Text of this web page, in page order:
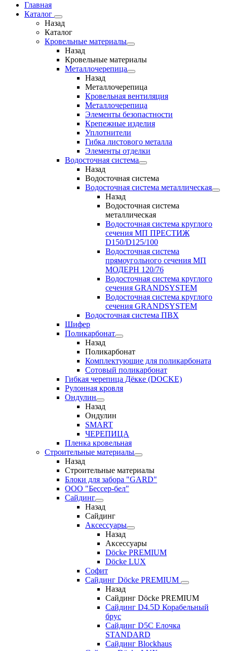
Главная
Каталог
Назад
Каталог
Кровельные материалы
Назад
Кровельные материалы
Металлочерепица
Назад
Металлочерепица
Кровельная вентиляция
Металлочерепица
Элементы безопастности
Крепежные изделия
Уплотнители
Гибка листового металла
Элементы отделки
Водосточная система
Назад
Водосточная система
Водосточная система металлическая
Назад
Водосточная система
металлическая
Водосточная система круглого
сечения МП ПРЕСТИЖ
D150/D125/100
Водосточная система
прямоугольного сечения МП
МОДЕРН 120/76
Водосточная система круглого
сечения GRANDSYSTEM
Водосточная система круглого
сечения GRANDSYSTEM
Водосточная система ПВХ
Шифер
Поликарбонат
Назад
Поликарбонат
Комплектующие для поликарбоната
Сотовый поликарбонат
Гибкая черепица Дёкке (DOCKE)
Рулонная кровля
Ондулин
Назад
Ондулин
SMART
ЧЕРЕПИЦА
Пленка кровельная
Строительные материалы
Назад
Строительные материалы
Блоки для забора "GARD"
ООО "Бессер-бел"
Сайдинг
Назад
Сайдинг
Аксессуары
Назад
Аксессуары
Döcke PREMIUM
Döcke LUX
Софит
Сайдинг Döcke PREMIUM
Назад
Сайдинг Döcke PREMIUM
Сайдинг D4.5D Корабельный
брус
Сайдинг D5С Елочка
STANDARD
Сайдинг Blockhaus